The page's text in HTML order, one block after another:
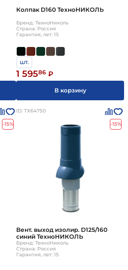
Колпак D160 ТехноНИКОЛЬ
Бренд: ТехноНиколь
Страна: Россия
Гарантия, лет: 15
шт.
1 59586 ₽
В корзину
-15%
ID: ТХ64750
-15%
Вент. выход изолир. D125/160
синий ТехноНИКОЛЬ
Бренд: ТехноНиколь
Страна: Россия
Гарантия, лет: 15